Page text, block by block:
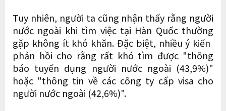
Tuy nhiên, người ta cũng nhận thấy rằng người
nước ngoài khi tìm việc tại Hàn Quốc thường
gặp không ít khó khăn. Đặc biệt, nhiều ý kiến ​​
phản hồi cho rằng rất khó tìm được "thông
báo tuyển dụng người nước ngoài (43,9%)"
hoặc "thông tin về các công ty cấp visa cho
người nước ngoài (42,6%)".